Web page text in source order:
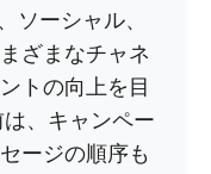
ーシャル、
ざまなチャネ
トの向上を目
、キャンペー
ージの順序も